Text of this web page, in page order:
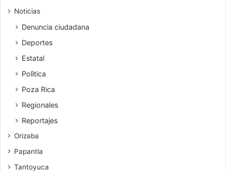
Noticias
Denuncia ciudadana
Deportes
Estatal
Polìtica
Poza Rica
Regionales
Reportajes
Orizaba
Papantla
Tantoyuca